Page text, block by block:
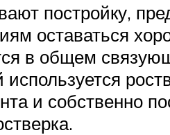
постройку,
оставаться
в общем
используется
и собственно